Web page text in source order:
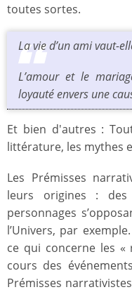
toutes sortes.
La vie d’un ami vaut-
L’amour et le
loyauté envers une
Et bien d'autres :
littérature, les mythes
Les Prémisses
leurs origines : des
personnages
l’Univers, par
ce qui concerne les
cours des
Prémisses